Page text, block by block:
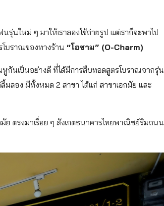
รุ่นใหม่ ๆ มาให้เราลองใช้ถ่ายรูป แต่เราก็จะพาไป
โบราณของทางร้าน “โอชาม” (O-Charm)
กันเป็นอย่างดี ที่ได้มีการสืบทอดสูตรโบราณจากรุ่น
ลอง มีทั้งหมด 2 สาขา ได้แก่ สาขาเอกมัย และ
ย ตรงมาเรื่อย ๆ สังเกตธนาคารไทยพาณิชย์ริมถนน